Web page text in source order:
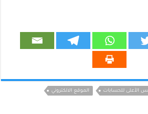
الأعلى للحسابات
الموقع الالكتروني